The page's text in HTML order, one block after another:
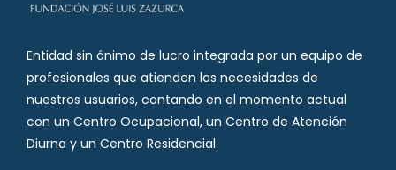
Entidad sin ánimo de lucro integrada por un equipo de
profesionales que atienden las necesidades de
nuestros usuarios, contando en el momento actual
con un Centro Ocupacional, un Centro de Atención
Diurna y un Centro Residencial.